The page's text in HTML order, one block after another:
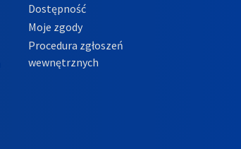
Dostępność
Moje zgody
Procedura zgłoszeń
wewnętrznych